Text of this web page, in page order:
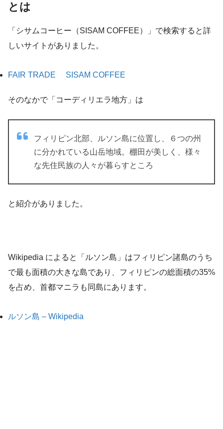
とは
「シサムコーヒー（SISAM COFFEE）」で検索すると詳
しいサイトがありました。
FAIR TRADE SISAM COFFEE
そのなかで「コーディリエラ地方」は
フィリピン北部、ルソン島に位置し、６つの州
に分かれている山岳地域。棚田が美しく、様々
な先住民族の人々が暮らすところ
と紹介がありました。
Wikipedia によると「ルソン島」はフィリピン諸島のうち
で最も面積の大きな島であり、フィリピンの総面積の35%
を占め、首都マニラも同島にあります。
ルソン島 – Wikipedia